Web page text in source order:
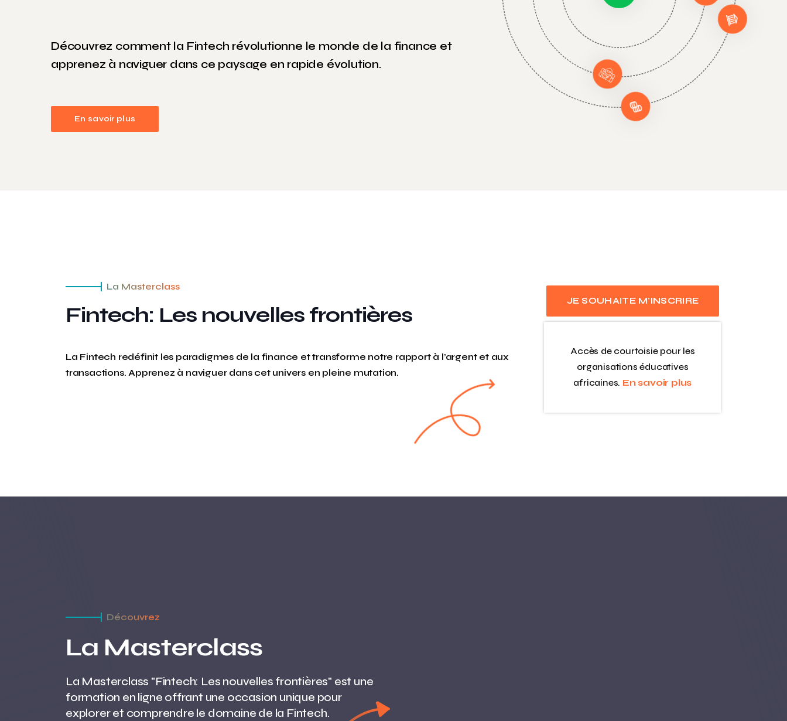
Découvrez comment la Fintech révolutionne le monde de la finance et
apprenez à naviguer dans ce paysage en rapide évolution.
En savoir plus
La Masterclass
Fintech: Les nouvelles frontières
La Fintech redéfinit les paradigmes de la finance et transforme notre rapport à l’argent et aux
transactions. Apprenez à naviguer dans cet univers en pleine mutation.
JE SOUHAITE M'INSCRIRE
Accès de courtoisie pour les
organisations éducatives
africaines. En savoir plus
Découvrez
La Masterclass
La Masterclass "Fintech: Les nouvelles frontières" est une
formation en ligne offrant une occasion unique pour
explorer et comprendre le domaine de la Fintech.